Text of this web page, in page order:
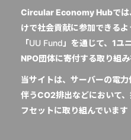
Circular Economy Hubでは
けで社会貢献に参加できる
「UU Fund 」を通じて、1ユ
NPO団体に寄付する取り組み
当サイトは、サーバーの電
伴うCO2排出などにおいて
フセットに取り組んでいます